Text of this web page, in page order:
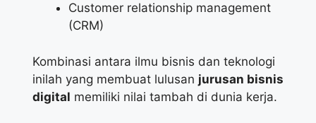
Customer relationship management
(CRM)
Kombinasi antara ilmu bisnis dan teknologi
inilah yang membuat lulusan jurusan bisnis
digital memiliki nilai tambah di dunia kerja.